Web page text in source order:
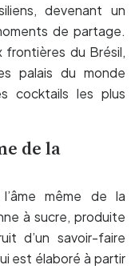
devenant un
de partage.
frontières du Brésil,
palais du monde
cocktails les plus
de la
même de la
à sucre, produite
d’un savoir-faire
est élaboré à partir